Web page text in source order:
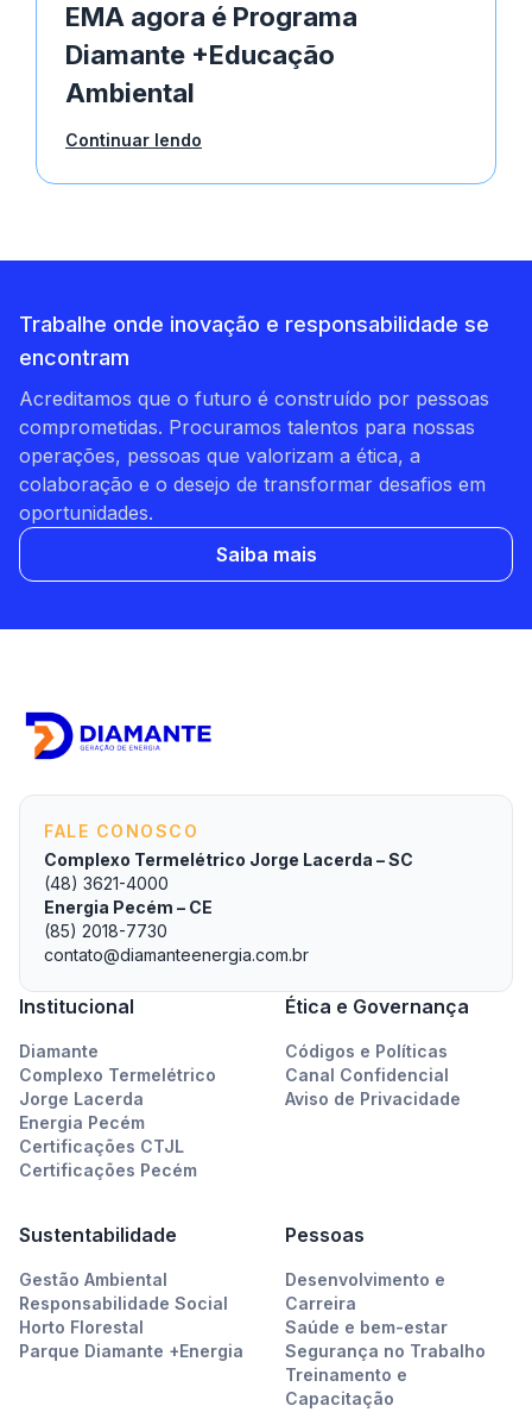
EMA agora é Programa
Diamante +Educação
Ambiental
Continuar lendo
Trabalhe onde inovação e responsabilidade se
encontram
Acreditamos que o futuro é construído por pessoas
comprometidas. Procuramos talentos para nossas
operações, pessoas que valorizam a ética, a
colaboração e o desejo de transformar desafios em
oportunidades.
Saiba mais
FALE CONOSCO
Complexo Termelétrico Jorge Lacerda – SC
(48) 3621-4000
Energia Pecém – CE
(85) 2018-7730
contato@diamanteenergia.com.br
Institucional
Diamante
Complexo Termelétrico
Jorge Lacerda
Energia Pecém
Certificações CTJL
Certificações Pecém
Ética e Governança
Códigos e Políticas
Canal Confidencial
Aviso de Privacidade
Sustentabilidade
Gestão Ambiental
Responsabilidade Social
Horto Florestal
Parque Diamante +Energia
Pessoas
Desenvolvimento e
Carreira
Saúde e bem-estar
Segurança no Trabalho
Treinamento e
Capacitação